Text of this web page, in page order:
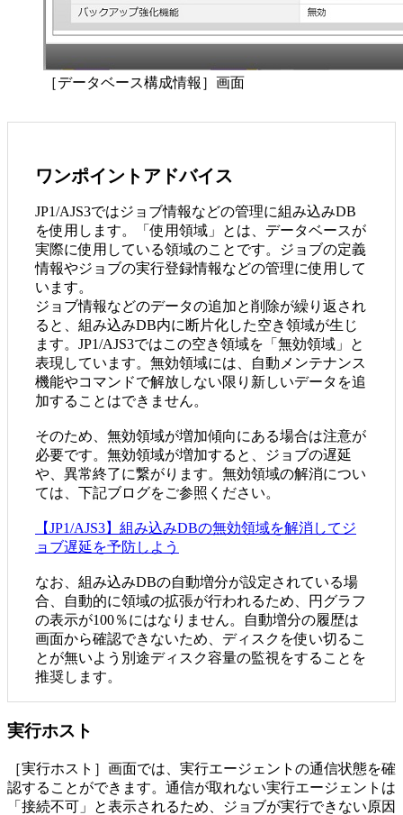
［データベース構成情報］画面
ワンポイントアドバイス
JP1/AJS3ではジョブ情報などの管理に組み込みDB
を使用します。「使用領域」とは、データベースが
実際に使用している領域のことです。ジョブの定義
情報やジョブの実行登録情報などの管理に使用して
います。
ジョブ情報などのデータの追加と削除が繰り返され
ると、組み込みDB内に断片化した空き領域が生じ
ます。JP1/AJS3ではこの空き領域を「無効領域」と
表現しています。無効領域には、自動メンテナンス
機能やコマンドで解放しない限り新しいデータを追
加することはできません。
そのため、無効領域が増加傾向にある場合は注意が
必要です。無効領域が増加すると、ジョブの遅延
や、異常終了に繋がります。無効領域の解消につい
ては、下記ブログをご参照ください。
【JP1/AJS3】組み込みDBの無効領域を解消してジ
ョブ遅延を予防しよう
なお、組み込みDBの自動増分が設定されている場
合、自動的に領域の拡張が行われるため、円グラフ
の表示が100％にはなりません。自動増分の履歴は
画面から確認できないため、ディスクを使い切るこ
とが無いよう別途ディスク容量の監視をすることを
推奨します。
実行ホスト
［実行ホスト］画面では、実行エージェントの通信状態を確
認することができます。通信が取れない実行エージェントは
「接続不可」と表示されるため、ジョブが実行できない原因